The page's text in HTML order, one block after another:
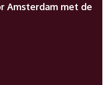
Amsterdam met de